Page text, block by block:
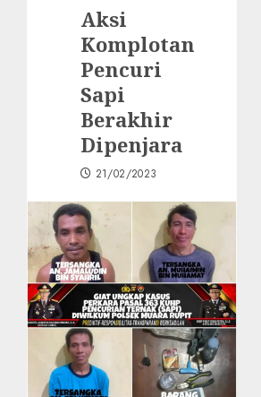
Aksi
Komplotan
Pencuri
Sapi
Berakhir
Dipenjara
21/02/2023